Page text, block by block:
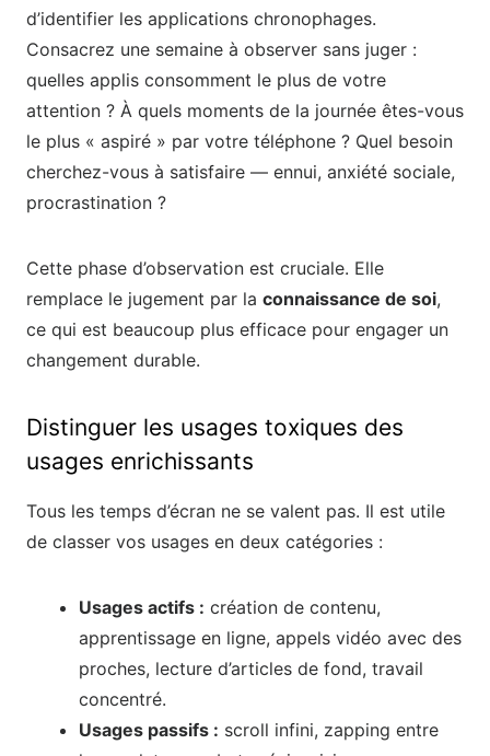
d’identifier les applications chronophages.
Consacrez une semaine à observer sans juger :
quelles applis consomment le plus de votre
attention ? À quels moments de la journée êtes-vous
le plus « aspiré » par votre téléphone ? Quel besoin
cherchez-vous à satisfaire — ennui, anxiété sociale,
procrastination ?
Cette phase d’observation est cruciale. Elle
remplace le jugement par la connaissance de soi,
ce qui est beaucoup plus efficace pour engager un
changement durable.
Distinguer les usages toxiques des
usages enrichissants
Tous les temps d’écran ne se valent pas. Il est utile
de classer vos usages en deux catégories :
Usages actifs : création de contenu,
apprentissage en ligne, appels vidéo avec des
proches, lecture d’articles de fond, travail
concentré.
Usages passifs : scroll infini, zapping entre